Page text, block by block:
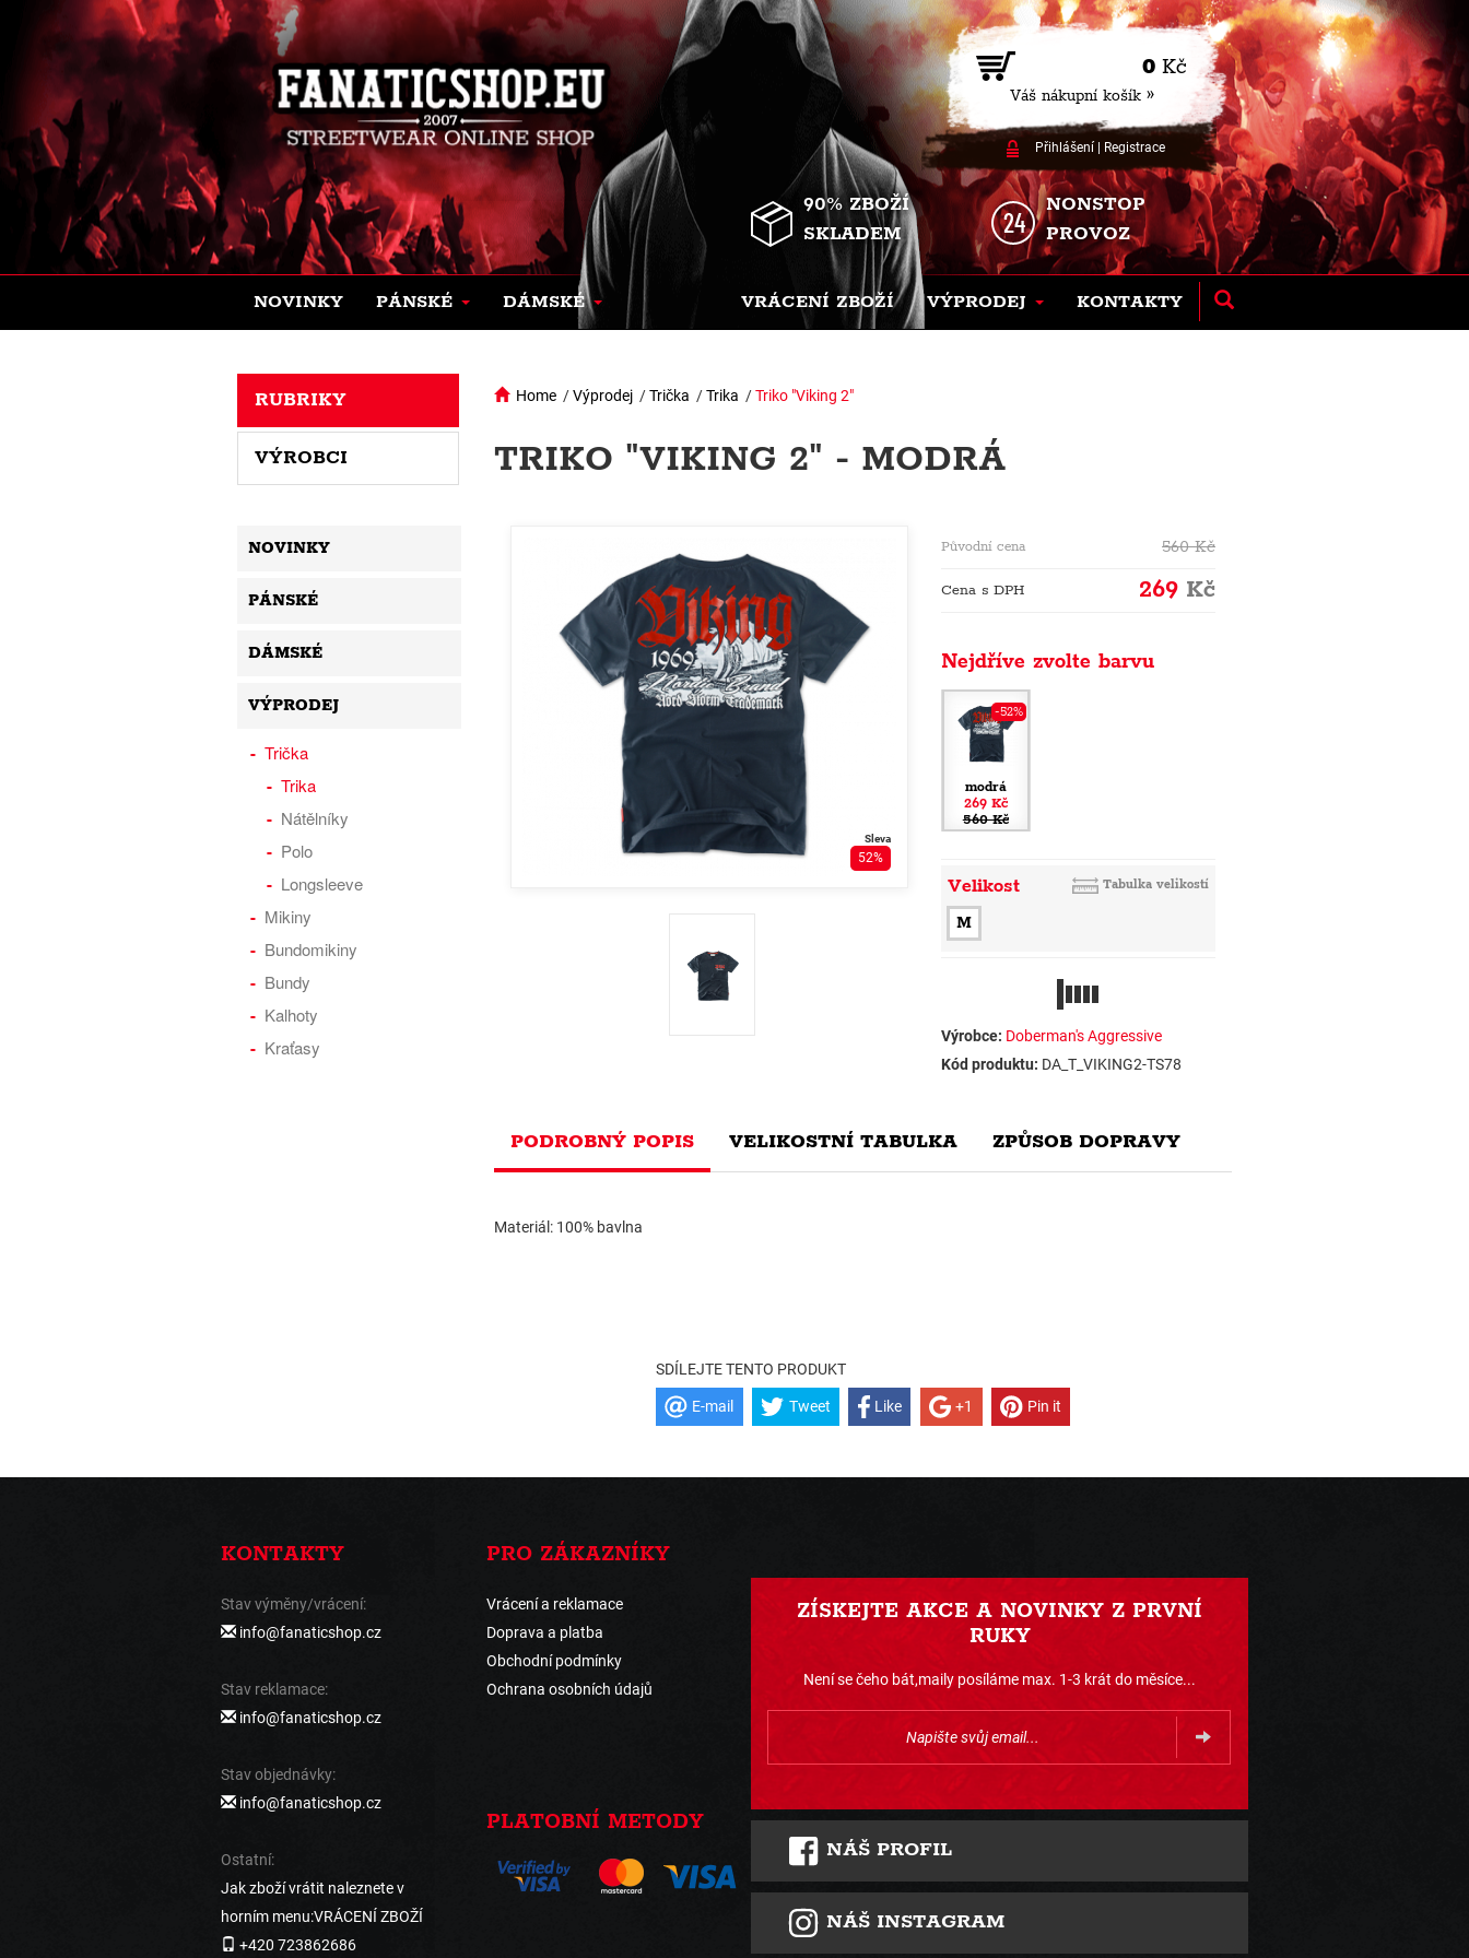
0 Kč
Váš nákupní košík »
Přihlášení| Registrace
90% ZBOŽÍ
SKLADEM
NONSTOP
PROVOZ
NOVINKY PÁNSKÉ DÁMSKÉ VRÁCENÍ ZBOŽÍ VÝPRODEJ KONTAKTY
Home /Výprodej /Trička /Trika /Triko "Viking 2"
TRIKO "VIKING 2" - MODRÁ
Sleva
52%
Původní cena 560Kč
Cena s DPH 269 Kč
Nejdříve zvolte barvu
-52%
modrá
269 Kč
560 Kč
Velikost Tabulka velikostí
M
Výrobce: Doberman's Aggressive
Kód produktu: DA_T_VIKING2-TS78
PODROBNÝ POPIS VELIKOSTNÍ TABULKA ZPŮSOB DOPRAVY
Materiál: 100% bavlna
SDÍLEJTE TENTO PRODUKT
E-mail Tweet Like +1 Pin it
RUBRIKY
VÝROBCI
NOVINKY
PÁNSKÉ
DÁMSKÉ
VÝPRODEJ
Trička
Trika
Nátělníky
Polo
Longsleeve
Mikiny
Bundomikiny
Bundy
Kalhoty
Kraťasy
KONTAKTY
Stav výměny/vrácení:
info@fanaticshop.cz
Stav reklamace:
info@fanaticshop.cz
Stav objednávky:
info@fanaticshop.cz
Ostatní:
Jak zboží vrátit naleznete v
horním menu:VRÁCENÍ ZBOŽÍ
+420 723862686
PRO ZÁKAZNÍKY
Vrácení a reklamace
Doprava a platba
Obchodní podmínky
Ochrana osobních údajů
PLATOBNÍ METODY
ZÍSKEJTE AKCE A NOVINKY Z PRVNÍ
RUKY
Není se čeho bát,maily posíláme max. 1-3 krát do měsíce...
NÁŠ PROFIL
NÁŠ INSTAGRAM